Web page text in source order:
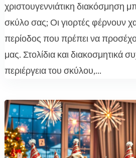
χριστουγεννιάτικη διακόσμηση
σκύλο σας; Οι γιορτές φέρνουν
περίοδος που πρέπει να
μας. Στολίδια και διακοσμητικά
περιέργεια του σκύλου,...